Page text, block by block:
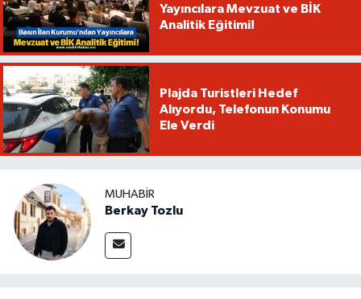
Yayıncılara Mevzuat ve BİK
Analitik Eğitimi!
Plajda Turistleri Hedef
Alıyordu, Telefonun Konumu
Ele Verdi
MUHABIR
Berkay Tozlu